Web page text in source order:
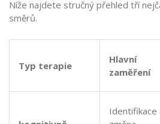
Níže najdete stručný přehled tří
směrů.
Typ terapie
Hlavní
zaměření
Identifikace